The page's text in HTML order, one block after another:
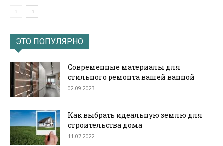
ЭТО ПОПУЛЯРНО
Современные материалы для
стильного ремонта вашей ванной
02.09.2023
Как выбрать идеальную землю для
строительства дома
11.07.2022